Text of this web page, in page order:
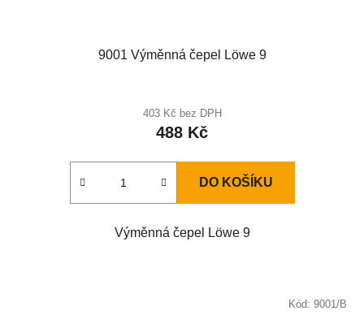
9001 Výměnná čepel Löwe 9
403 Kč bez DPH
488 Kč
DO KOŠÍKU
Výměnná čepel Löwe 9
Kód: 9001/B